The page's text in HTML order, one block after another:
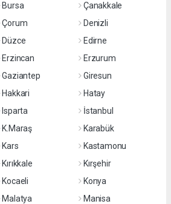
Bursa
Çanakkale
Çorum
Denizli
Düzce
Edirne
Erzincan
Erzurum
Gaziantep
Giresun
Hakkari
Hatay
Isparta
İstanbul
K.Maraş
Karabük
Kars
Kastamonu
Kırıkkale
Kırşehir
Kocaeli
Konya
Malatya
Manisa